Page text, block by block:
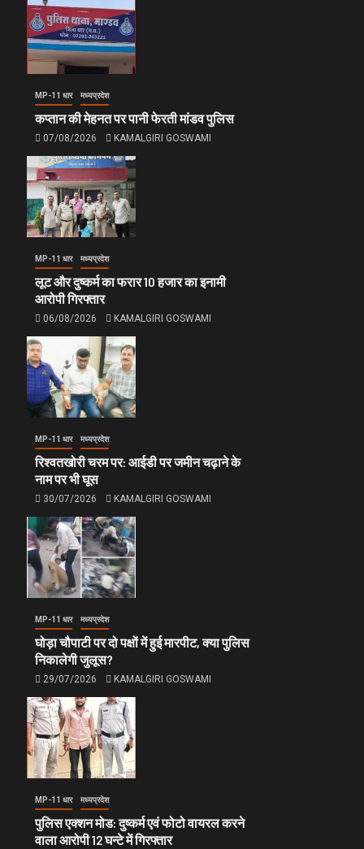
MP-11 धार मध्यप्रदेश
कप्तान की मेहनत पर पानी फेरती मांडव पुलिस
07/08/2026 KAMALGIRI GOSWAMI
MP-11 धार मध्यप्रदेश
लूट और दुष्कर्म का फरार 10 हजार का इनामी
आरोपी गिरफ्तार
06/08/2026 KAMALGIRI GOSWAMI
MP-11 धार मध्यप्रदेश
रिश्वतखोरी चरम पर: आईडी पर जमीन चढ़ाने के
नाम पर भी घूस
30/07/2026 KAMALGIRI GOSWAMI
MP-11 धार मध्यप्रदेश
घोड़ा चौपाटी पर दो पक्षों में हुई मारपीट, क्या पुलिस
निकालेगी जुलूस?
29/07/2026 KAMALGIRI GOSWAMI
MP-11 धार मध्यप्रदेश
पुलिस एक्शन मोड: दुष्कर्म एवं फोटो वायरल करने
वाला आरोपी 12 घन्टे में गिरफ्तार